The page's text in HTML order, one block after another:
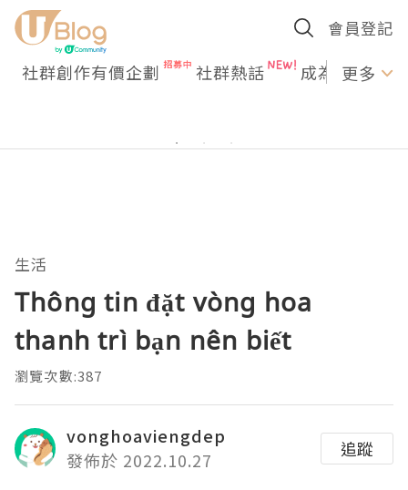
會員登記
社群創作有價企劃 社群熱話 成為U更多
生活
Thông tin đặt vòng hoa
thanh trì bạn nên biết
瀏覽次數:387
vonghoaviengdep
發佈於 2022.10.27
追蹤